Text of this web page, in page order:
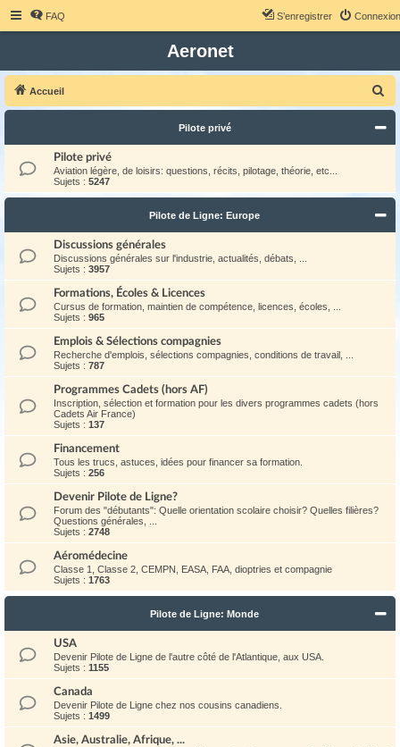
FAQ Connexion
S’enregistrer
Aeronet
Accueil
e
r
c
r
Pilote privé
Pilote privé
Aviation légère, de loisirs: questions, récits, pilotage, théorie, etc...
Sujets : 5247
Pilote de Ligne: Europe
Discussions générales
Discussions générales sur l'industrie, actualités, débats, ...
Sujets : 3957
Formations, Écoles & Licences
Cursus de formation, maintien de compétence, licences, écoles, ...
Sujets : 965
Emplois & Sélections compagnies
Recherche d'emplois, sélections compagnies, conditions de travail, ...
Sujets : 787
Programmes Cadets (hors AF)
Inscription, sélection et formation pour les divers programmes cadets (hors
Cadets Air France)
Sujets : 137
Financement
Tous les trucs, astuces, idées pour financer sa formation.
Sujets : 256
Devenir Pilote de Ligne?
Forum des "débutants": Quelle orientation scolaire choisir? Quelles filières?
Questions générales, ...
Sujets : 2748
Aéromédecine
Classe 1, Classe 2, CEMPN, EASA, FAA, dioptries et compagnie
Sujets : 1763
Pilote de Ligne: Monde
USA
Devenir Pilote de Ligne de l'autre côté de l'Atlantique, aux USA.
Sujets : 1155
Canada
Devenir Pilote de Ligne chez nos cousins canadiens.
Sujets : 1499
Asie, Australie, Afrique, ...